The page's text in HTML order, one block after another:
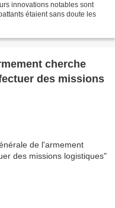
innovations notables sont
étaient sans doute les
cherche
des missions